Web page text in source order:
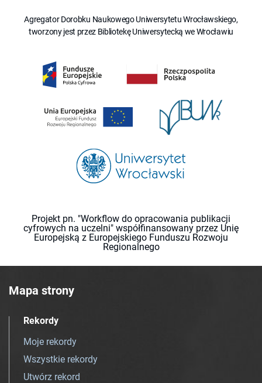
Agregator Dorobku Naukowego Uniwersytetu Wrocławskiego,
tworzony jest przez Bibliotekę Uniwersytecką we Wrocławiu
Projekt pn. "Workflow do opracowania publikacji
cyfrowych na uczelni" współfinansowany przez Unię
Europejską z Europejskiego Funduszu Rozwoju
Regionalnego
Mapa strony
Rekordy
Moje rekordy
Wszystkie rekordy
Utwórz rekord